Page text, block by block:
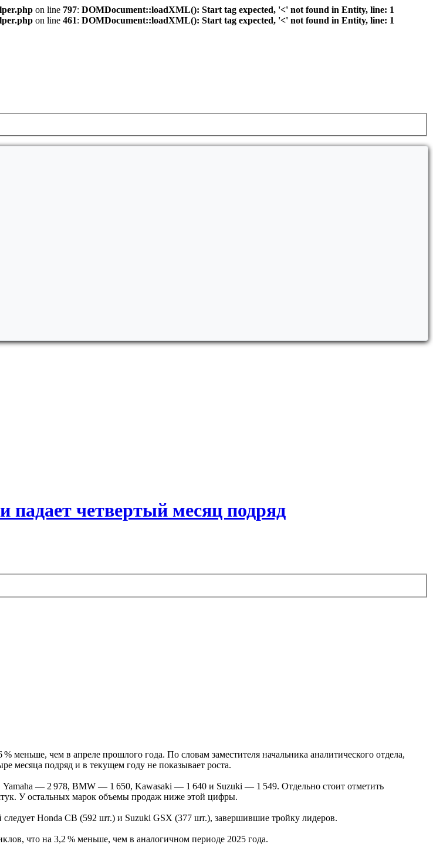
on line 797: DOMDocument::loadXML(): Start tag expected, '<' not found in Entity, line: 1
on line 461: DOMDocument::loadXML(): Start tag expected, '<' not found in Entity, line: 1
четвертый месяц подряд
меньше, чем в апреле прошлого года. По словам заместителя начальника аналитического отдела,
месяца подряд и в текущем году не показывает роста.
— 2 978, BMW — 1 650, Kawasaki — 1 640 и Suzuki — 1 549. Отдельно стоит отметить
У остальных марок объемы продаж ниже этой цифры.
Honda CB (592 шт.) и Suzuki GSX (377 шт.), завершившие тройку лидеров.
что на 3,2 % меньше, чем в аналогичном периоде 2025 года.